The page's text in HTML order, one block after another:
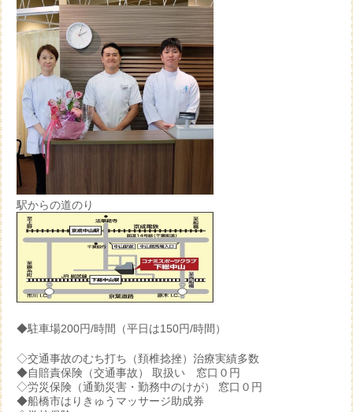
駅からの道のり
◆駐車場200円/時間（平日は150円/時間）
◇交通事故のむち打ち（頚椎捻挫）治療実績多数
◆自賠責保険（交通事故） 取扱い 窓口０円
◇労災保険（通勤災害・勤務中のけが） 窓口０円
◆船橋市はりきゅうマッサージ助成券